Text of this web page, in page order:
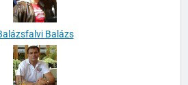
Balázsfalvi Balázs